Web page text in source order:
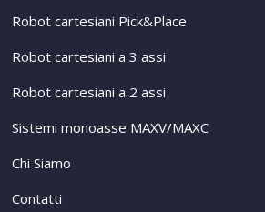
Robot cartesiani Pick&Place
Robot cartesiani a 3 assi
Robot cartesiani a 2 assi
Sistemi monoasse MAXV/MAXC
Chi Siamo
Contatti